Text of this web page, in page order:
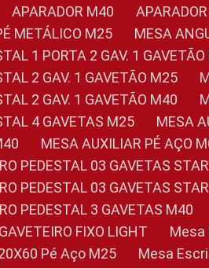
APARADOR M40
METÁLICO M25
MESA
1 PORTA 2 GAV. 1
2 GAV. 1 GAVETÃO M25
2 GAV. 1 GAVETÃO M40
4 GAVETAS M25
MESA
MESA AUXILIAR PÉ AÇO
PEDESTAL 03 GAVETAS
PEDESTAL 03 GAVETAS
PEDESTAL 3 GAVETAS M40
GAVETEIRO FIXO LIGHT
Pé Aço M25
Mesa